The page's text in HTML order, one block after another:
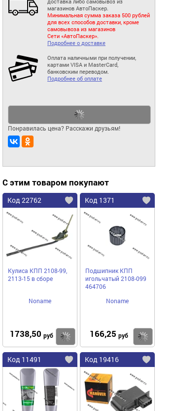
доставка либо самовывоз из
магазинов АвтоПаскер.
Минимальная сумма заказа 500 рублей
для всех способов доставки, кроме
самовывоза из магазинов
Сети «АвтоПаскер».
Подробнее о доставке
Оплата наличными при получении,
картами VISA и MasterCard,
банковским переводом.
Подробнее об оплате
Понравилась цена? Расскажи друзьям!
С этим товаром покупают
Код 22762
Кулиса КПП 2108-99,
2113-15 в сборе
Noname
1738,50 руб Купить
Код 1371
Подшипник КПП
игольчатый 2108-099
464706
Noname
166,25 руб
Код 11491 Код 19416